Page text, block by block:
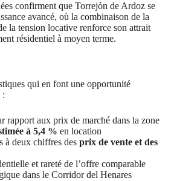
confirment que Torrejón de Ardoz se
avancé, où la combinaison de la
la tension locative renforce son attrait
résidentiel à moyen terme.
qui en font une opportunité
:
rapport aux prix de marché dans la zone
à 5,4 % en location
à deux chiffres des prix de vente et des
et rareté de l’offre comparable
dans le Corridor del Henares